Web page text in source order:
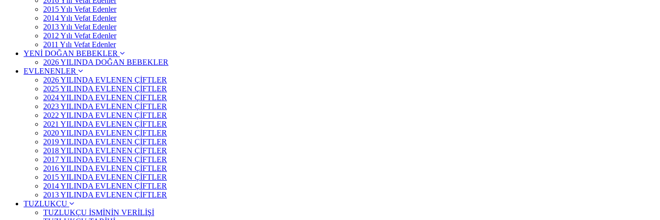
2015 Yılı Vefat Edenler
2014 Yılı Vefat Edenler
2013 Yılı Vefat Edenler
2012 Yılı Vefat Edenler
2011 Yılı Vefat Edenler
YENİ DOĞAN BEBEKLER
2026 YILINDA DOĞAN BEBEKLER
EVLENENLER
2026 YILINDA EVLENEN ÇİFTLER
2025 YILINDA EVLENEN ÇİFTLER
2024 YILINDA EVLENEN ÇİFTLER
2023 YILINDA EVLENEN ÇİFTLER
2022 YILINDA EVLENEN ÇİFTLER
2021 YILINDA EVLENEN ÇİFTLER
2020 YILINDA EVLENEN ÇİFTLER
2019 YILINDA EVLENEN ÇİFTLER
2018 YILINDA EVLENEN ÇİFTLER
2017 YILINDA EVLENEN ÇİFTLER
2016 YILINDA EVLENEN ÇİFTLER
2015 YILINDA EVLENEN ÇİFTLER
2014 YILINDA EVLENEN ÇİFTLER
2013 YILINDA EVLENEN ÇİFTLER
TUZLUKÇU
TUZLUKÇU İSMİNİN VERİLİŞİ